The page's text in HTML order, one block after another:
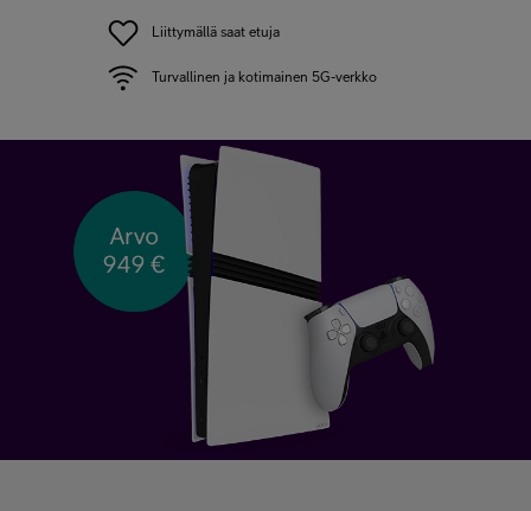
Liittymällä saat etuja
Turvallinen ja kotimainen 5G-verkko